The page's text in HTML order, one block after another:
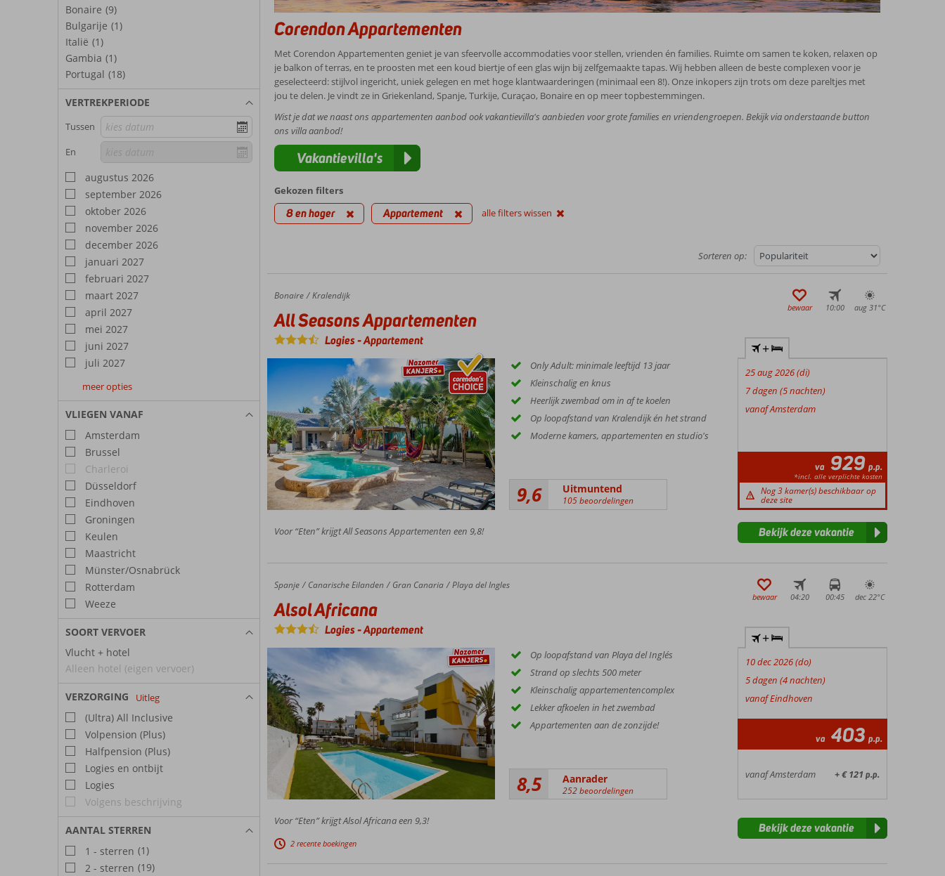
Bonaire (9)
Bulgarije (1)
Italië (1)
Gambia (1)
Portugal (18)
VERTREKPERIODE
Tussen
En
augustus 2026
september 2026
oktober 2026
november 2026
december 2026
januari 2027
februari 2027
maart 2027
april 2027
mei 2027
juni 2027
juli 2027
augustus
2027
september
2027
oktober
2027
meer opties
VLIEGEN VANAF
Amsterdam
Brussel
Charleroi
Düsseldorf
Eindhoven
Groningen
Keulen
Maastricht
Münster/Osnabrück
Rotterdam
Weeze
SOORT VERVOER
Vlucht + hotel
Alleen hotel (eigen vervoer)
VERZORGING Uitleg
(Ultra) All Inclusive
Volpension (Plus)
Halfpension (Plus)
Logies en ontbijt
Logies
Volgens beschrijving
AANTAL STERREN
1 - sterren (1)
2 - sterren (19)
Corendon Appartementen
Met Corendon Appartementen geniet je van sfeervolle accommodaties voor stellen, vrienden én families. Ruimte om samen te koken, relaxen op
je balkon of terras, en te proosten met een koud biertje of een glas wijn bij zelfgemaakte tapas. Wij hebben alleen de beste complexen voor je
geselecteerd: stijlvol ingericht, uniek gelegen en met hoge klantwaarderingen (minimaal een 8!). Onze inkopers zijn trots om deze pareltjes met
jou te delen. Je vindt ze in Griekenland, Spanje, Turkije, Curaçao, Bonaire en op meer topbestemmingen.
Wist je dat we naast ons appartementen aanbod ook vakantievilla's aanbieden voor grote families en vriendengroepen. Bekijk via onderstaande button
ons villa aanbod!
Vakantievilla's
Gekozen filters
8 en hoger Appartement alle filters wissen
Sorteren op:
Home
Bonaire Kralendijk
All Seasons Appartementen
All Seasons Appartementen
Logies-Appartement
bewaar 10:00 aug 31°C
Only Adult: minimale leeftijd 13 jaar
Kleinschalig en knus
Heerlijk zwembad om in af te koelen
Op loopafstand van Kralendijk én het strand
Moderne kamers, appartementen en studio's
9,6 Uitmuntend
105 beoordelingen
+
25 aug 2026 (di)
7 dagen (5 nachten)
vanaf Amsterdam
va 929 p.p.
*incl. alle verplichte kosten
Nog 3 kamer(s) beschikbaar op
deze site
Voor “Eten” krijgt All Seasons Appartementen een 9,8! Bekijk deze vakantie
Home
Spanje Canarische Eilanden Gran Canaria Playa del Ingles
Alsol Africana
Alsol Africana
Logies-Appartement
bewaar 04:20 00:45 dec 22°C
Op loopafstand van Playa del Inglés
Strand op slechts 500 meter
Kleinschalig appartementencomplex
Lekker afkoelen in het zwembad
Appartementen aan de zonzijde!
8,5 Aanrader
252 beoordelingen
+
10 dec 2026 (do)
5 dagen (4 nachten)
vanaf Eindhoven
va 403 p.p.
vanaf Amsterdam + € 121 p.p.
Voor “Eten” krijgt Alsol Africana een 9,3!
2 recente boekingen
Bekijk deze vakantie